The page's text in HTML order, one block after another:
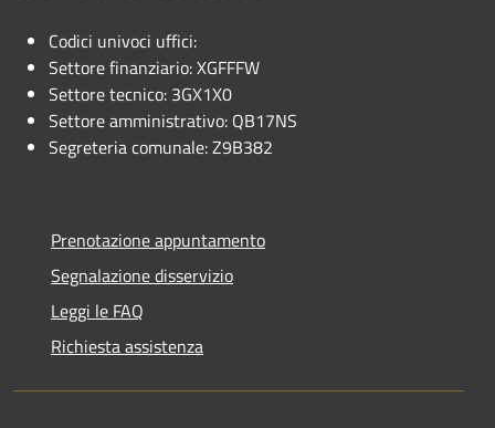
Codici univoci uffici:
Settore finanziario: XGFFFW
Settore tecnico: 3GX1X0
Settore amministrativo: QB17NS
Segreteria comunale: Z9B382
Prenotazione appuntamento
Segnalazione disservizio
Leggi le FAQ
Richiesta assistenza